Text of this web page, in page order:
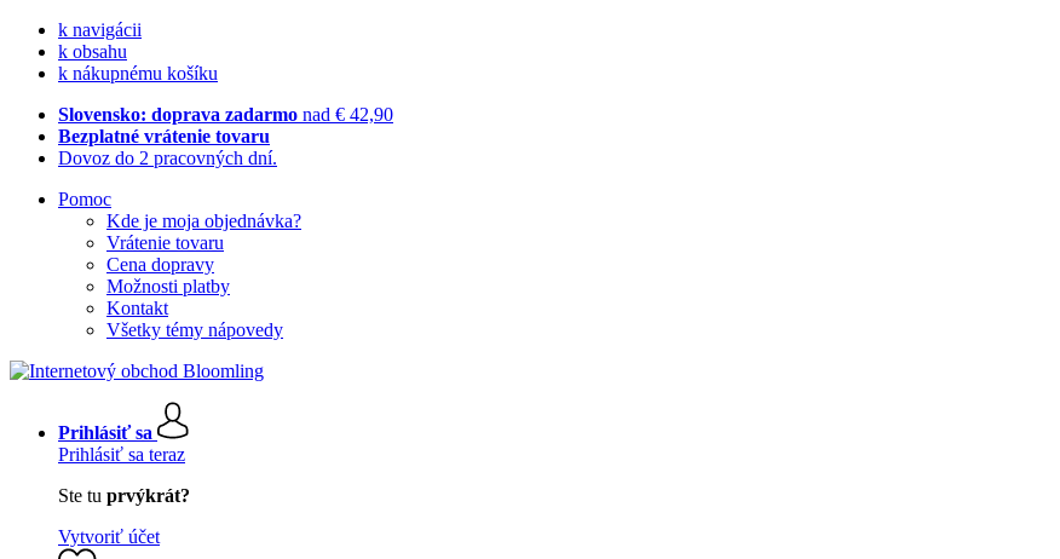
k navigácii
k obsahu
k nákupnému košíku
Slovensko: doprava zadarmo nad € 42,90
Bezplatné vrátenie tovaru
Dovoz do 2 pracovných dní.
Pomoc
Kde je moja objednávka?
Vrátenie tovaru
Cena dopravy
Možnosti platby
Kontakt
Všetky témy nápovedy
Prihlásiť sa
Prihlásiť sa teraz
Ste tu prvýkrát?
Vytvoriť účet